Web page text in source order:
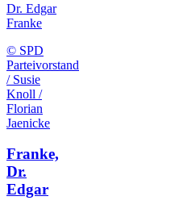
Dr. Edgar
Franke
© SPD
Parteivorstand
/ Susie
Knoll /
Florian
Jaenicke
Franke,
Dr.
Edgar